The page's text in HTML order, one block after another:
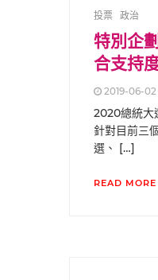
投票 政治
特別企
合支持
2019-06-02
2020總統大
針對目前三
選、 […]
READ MORE